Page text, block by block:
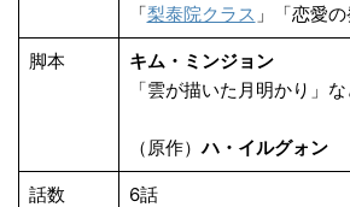
「梨泰院クラス 」「恋愛
脚本
キム・ミンジョン
「雲が描いた月明かり」
（原作）ハ・イルグォン
話数 6話